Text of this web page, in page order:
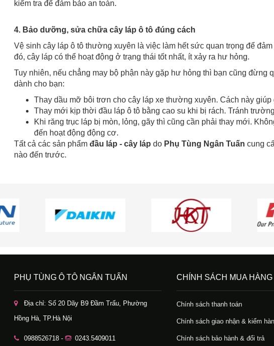
kiểm tra để đảm bảo an toàn.
4. Bảo dưỡng, sửa chữa cây láp ô tô đúng cách
Vệ sinh cây láp ô tô thường xuyên là việc làm hết sức quan trọng để
đó, cây láp có thể hoạt động ở trạng thái tốt nhất, ít xảy ra hư hỏng.
Tuy nhiên, nếu chẳng may bộ phận này gặp hư hỏng thì bạn cũng
dành cho bạn:
Thay dầu mỡ bôi trơn cho cây láp xe thường xuyên. Cách này
Thay mới kịp thời đầu láp ô tô bằng cao su khi bị rách. Tránh
Khi răng trục láp bị mòn, lỏng, gãy thì cũng cần phải thay mới.
đến hoạt động động cơ.
Tất cả các sản phẩm đầu láp - cây láp do Phụ Tùng Ngân Tuấn cung
nào đến trước.
PHỤ TÙNG Ô TÔ NGÂN TUẤN
Địa chỉ: Số 20 Dãy B9 Đầm Trấu, Phường
Hồng Hà, TP.Hà Nội
0988526718 - 0243.5409011
CHÍNH SÁCH MUA HÀNG
Chính sách thanh toán
Chính sách giao nhận & kiểm
Chính sách bảo hành & đổi trả